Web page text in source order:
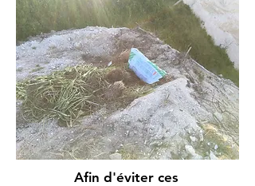
Afin d'éviter ces